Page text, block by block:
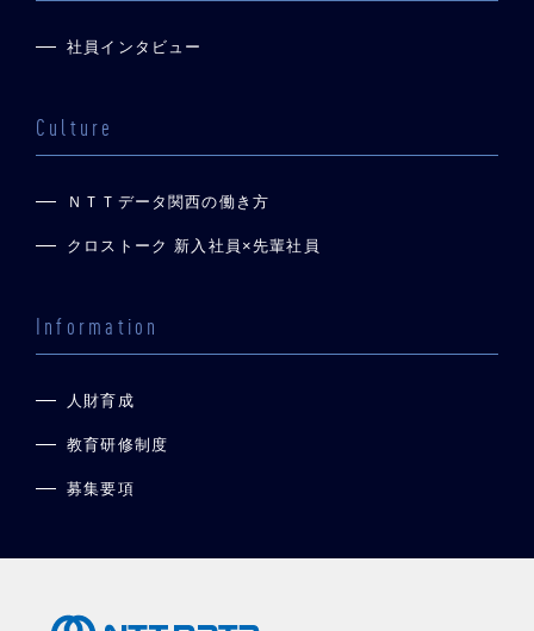
社員インタビュー
Culture
ＮＴＴデータ関西の働き方
クロストーク 新入社員×先輩社員
Information
人財育成
教育研修制度
募集要項